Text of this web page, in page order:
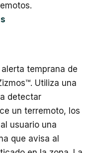
temprana de
Utiliza una
detectar
un terremoto, los
usuario una
que avisa al